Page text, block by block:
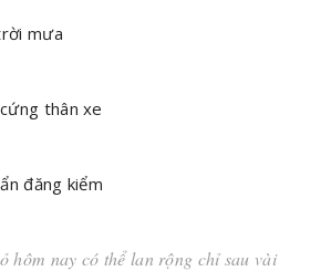
mưa
thân xe
đăng kiểm
hôm nay có thể lan rộng chỉ sau vài